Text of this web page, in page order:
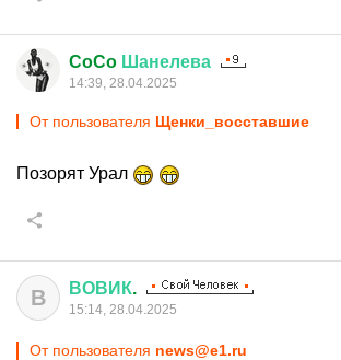
CoCo Шанелева
14:39, 28.04.2025
От пользователя Щенки_восставшие
Позорят Урал
В ВОВИК.
15:14, 28.04.2025
От пользователя news@e1.ru